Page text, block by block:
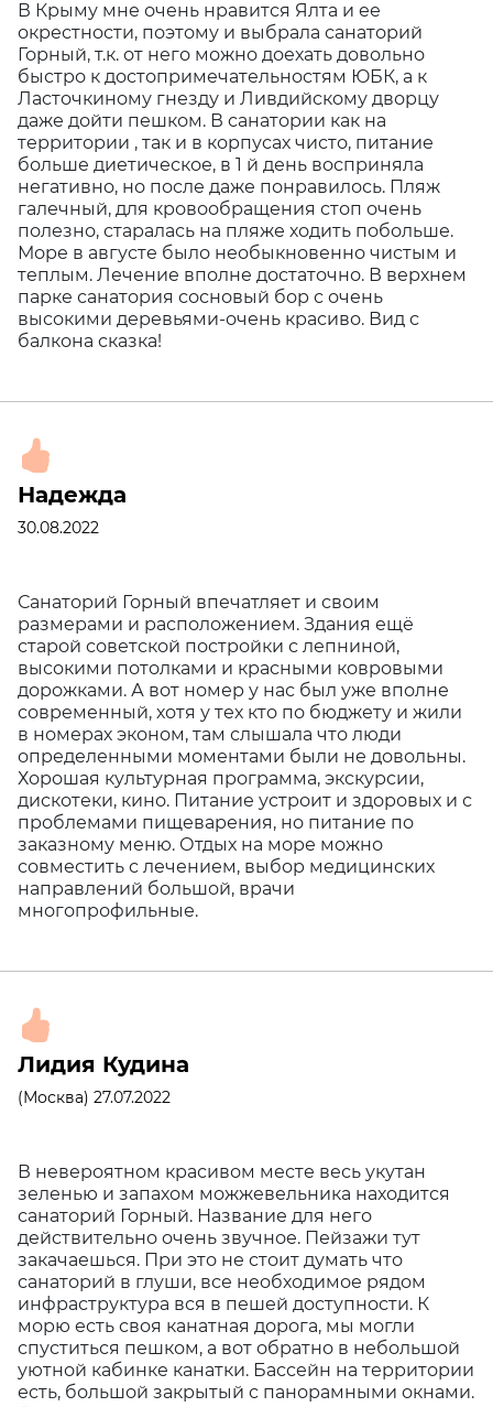
В Крыму мне очень нравится Ялта и ее
окрестности, поэтому и выбрала санаторий
Горный, т.к. от него можно доехать довольно
быстро к достопримечательностям ЮБК, а к
Ласточкиному гнезду и Ливдийскому дворцу
даже дойти пешком. В санатории как на
территории , так и в корпусах чисто, питание
больше диетическое, в 1 й день восприняла
негативно, но после даже понравилось. Пляж
галечный, для кровообращения стоп очень
полезно, старалась на пляже ходить побольше.
Море в августе было необыкновенно чистым и
теплым. Лечение вполне достаточно. В верхнем
парке санатория сосновый бор с очень
высокими деревьями-очень красиво. Вид с
балкона сказка!
Надежда
30.08.2022
Санаторий Горный впечатляет и своим
размерами и расположением. Здания ещё
старой советской постройки с лепниной,
высокими потолками и красными ковровыми
дорожками. А вот номер у нас был уже вполне
современный, хотя у тех кто по бюджету и жили
в номерах эконом, там слышала что люди
определенными моментами были не довольны.
Хорошая культурная программа, экскурсии,
дискотеки, кино. Питание устроит и здоровых и с
проблемами пищеварения, но питание по
заказному меню. Отдых на море можно
совместить с лечением, выбор медицинских
направлений большой, врачи
многопрофильные.
Лидия Кудина
(Москва) 27.07.2022
В невероятном красивом месте весь укутан
зеленью и запахом можжевельника находится
санаторий Горный. Название для него
действительно очень звучное. Пейзажи тут
закачаешься. При это не стоит думать что
санаторий в глуши, все необходимое рядом
инфраструктура вся в пешей доступности. К
морю есть своя канатная дорога, мы могли
спуститься пешком, а вот обратно в небольшой
уютной кабинке канатки. Бассейн на территории
есть, большой закрытый с панорамными окнами.